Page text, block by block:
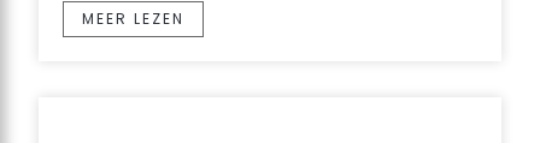
MEER LEZEN